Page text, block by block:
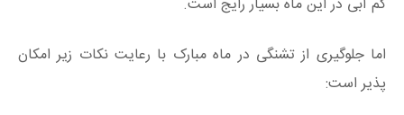
کم آبی در این ماه بسیار رایج است.
اما جلوگیری از تشنگی در ماه مبارک با رعایت نکات زیر امکان
پذیر است: